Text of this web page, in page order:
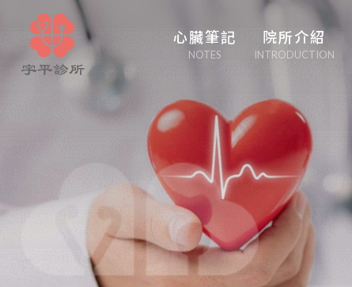
心臟筆記
NOTES
心臟管家
醫學博采
白塔隨筆
心事性事
輕盈人生
口吃大醫生
院所介紹
INTRODUCTION